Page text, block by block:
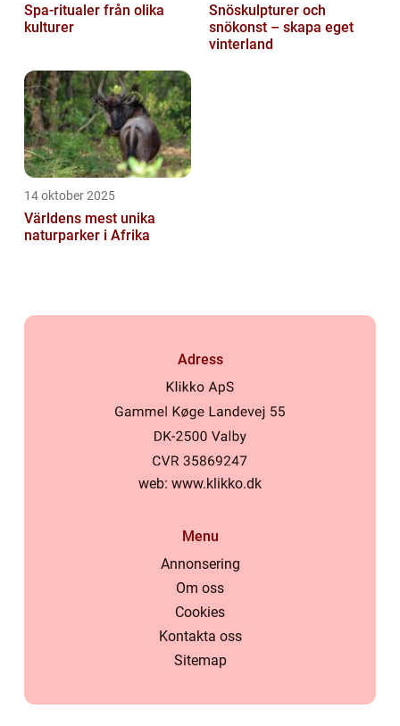
Spa-ritualer från olika
kulturer
Snöskulpturer och
snökonst – skapa eget
vinterland
14 oktober 2025
Världens mest unika
naturparker i Afrika
Adress
web: www.klikko.dk
Menu
Annonsering
Om oss
Cookies
Kontakta oss
Sitemap